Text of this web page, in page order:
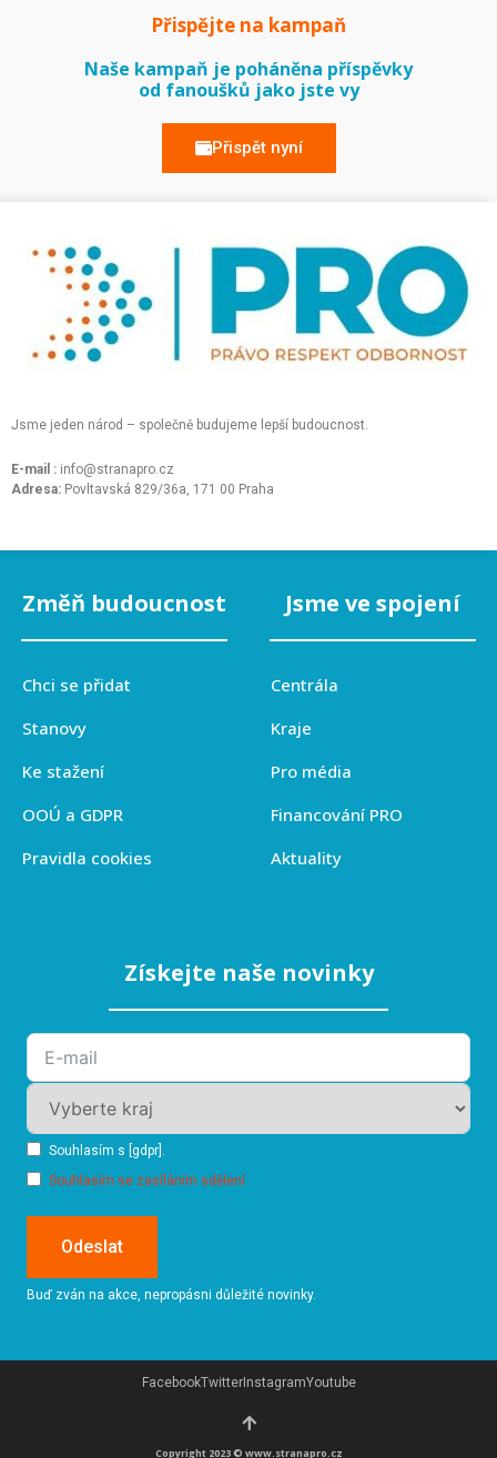
Přispějte na kampaň
Naše kampaň je poháněna příspěvky
od fanoušků jako jste vy
Přispět nyní
Jsme jeden národ – společně budujeme lepší budoucnost.
E-mail : info@stranapro.cz
Adresa: Povltavská 829/36a, 171 00 Praha
Změň budoucnost
Chci se přidat
Stanovy
Ke stažení
OOÚ a GDPR
Pravidla cookies
Jsme ve spojení
Centrála
Kraje
Pro média
Financování PRO
Aktuality
Získejte naše novinky
Souhlasím s [gdpr].
Souhlasím se zasíláním sdělení
Odeslat
Buď zván na akce, nepropásni důležité novinky.
Copyright 2023 © www.stranapro.cz
FacebookTwitterInstagramYoutube